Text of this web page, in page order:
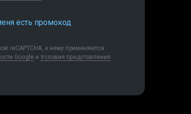
есть промокод
reCAPTCHA, к нему применяются
Googleи Условия представления